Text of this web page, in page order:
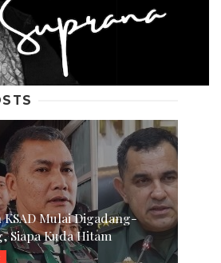
KSAD Mulai Digadang-
Siapa Kuda Hitam